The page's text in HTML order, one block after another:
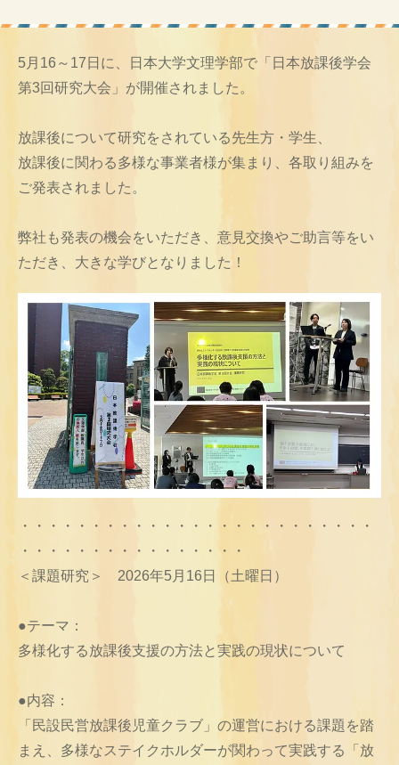
5月16～17日に、日本大学文理学部で「日本放課後学会
第3回研究大会」が開催されました。
放課後について研究をされている先生方・学生、
放課後に関わる多様な事業者様が集まり、各取り組みを
ご発表されました。
弊社も発表の機会をいただき、意見交換やご助言等をい
ただき、大きな学びとなりました！
・・・・・・・・・・・・・・・・・・・・・・・・・
・・・・・・・・・・・・・・・・
＜課題研究＞ 2026年5月16日（土曜日）
●テーマ：
多様化する放課後支援の方法と実践の現状について
●内容：
「民設民営放課後児童クラブ」の運営における課題を踏
まえ、多様なステイクホルダーが関わって実践する「放